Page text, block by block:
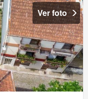
Ver foto